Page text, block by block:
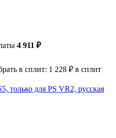
4 911 ₽
в сплит: 1 228 ₽ в сплит
только для PS VR2, русская